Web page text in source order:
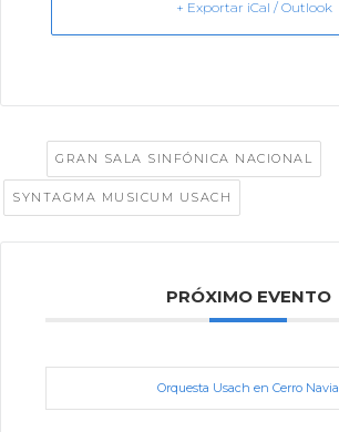
+ Exportar iCal / Outlook
GRAN SALA SINFÓNICA NACIONAL
SYNTAGMA MUSICUM USACH
PRÓXIMO EVENTO
Orquesta Usach en Cerro Navia